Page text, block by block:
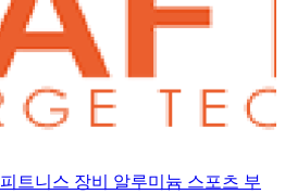
피트니스 장비 알루미늄 스포츠 부